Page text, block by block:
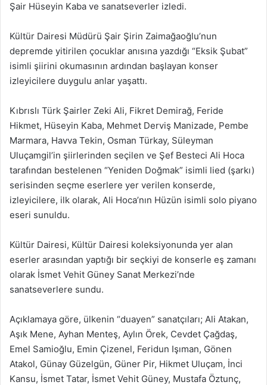
Şair Hüseyin Kaba ve sanatseverler izledi.
Kültür Dairesi Müdürü Şair Şirin Zaimağaoğlu’nun
depremde yitirilen çocuklar anısına yazdığı “Eksik Şubat”
isimli şiirini okumasının ardından başlayan konser
izleyicilere duygulu anlar yaşattı.
Kıbrıslı Türk Şairler Zeki Ali, Fikret Demirağ, Feride
Hikmet, Hüseyin Kaba, Mehmet Derviş Manizade, Pembe
Marmara, Havva Tekin, Osman Türkay, Süleyman
Uluçamgil’in şiirlerinden seçilen ve Şef Besteci Ali Hoca
tarafından bestelenen “Yeniden Doğmak” isimli lied (şarkı)
serisinden seçme eserlere yer verilen konserde,
izleyicilere, ilk olarak, Ali Hoca’nın Hüzün isimli solo piyano
eseri sunuldu.
Kültür Dairesi, Kültür Dairesi koleksiyonunda yer alan
eserler arasından yaptığı bir seçkiyi de konserle eş zamanı
olarak İsmet Vehit Güney Sanat Merkezi’nde
sanatseverlere sundu.
Açıklamaya göre, ülkenin “duayen” sanatçıları; Ali Atakan,
Aşık Mene, Ayhan Menteş, Aylın Örek, Cevdet Çağdaş,
Emel Samioğlu, Emin Çizenel, Feridun Işıman, Gönen
Atakol, Günay Güzelgün, Güner Pir, Hikmet Uluçam, İnci
Kansu, İsmet Tatar, İsmet Vehit Güney, Mustafa Öztunç,